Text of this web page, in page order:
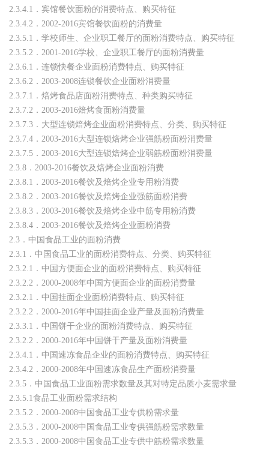
2.3.4.1．宾馆餐饮面粉的消费特点、购买特征
2.3.4.2．2002-2016宾馆餐饮面粉的消费量
2.3.5.1．学校师生、企业职工餐厅的面粉消费特点、购买特征
2.3.5.2．2001-2016学校、企业职工餐厅的面粉消费量
2.3.6.1．连锁快餐企业面粉消费特点、购买特征
2.3.6.2．2003-2008连锁餐饮企业面粉消费量
2.3.7.1．焙烤食品店面粉消费特点、种类购买特征
2.3.7.2．2003-2016焙烤食面粉消费量
2.3.7.3．大型连锁焙烤企业面粉消费特点、分类、购买特征
2.3.7.4．2003-2016大型连锁焙烤企业强筋粉面粉消费量
2.3.7.5．2003-2016大型连锁焙烤企业弱筋粉面粉消费量
2.3.8．2003-2016餐饮及焙烤企业面粉消费
2.3.8.1．2003-2016餐饮及焙烤企业专用粉消费
2.3.8.2．2003-2016餐饮及焙烤企业强筋面粉消费
2.3.8.3．2003-2016餐饮及焙烤企业中筋专用粉消费
2.3.8.4．2003-2016餐饮及焙烤企业面粉消费
2.3．中国食品工业的面粉消费
2.3.1．中国食品工业的面粉消费特点、分类、购买特征
2.3.2.1．中国方便面企业的面粉消费特点、购买特征
2.3.2.2．2000-2008年中国方便面企业的面粉消费量
2.3.2.1．中国挂面企业面粉消费特点、购买特征
2.3.2.2．2000-2016年中国挂面企业产量及面粉消费量
2.3.3.1．中国饼干企业的面粉消费特点、购买特征
2.3.2.2．2000-2016年中国饼干产量及面粉消费量
2.3.4.1．中国速冻食品企业的面粉消费特点、购买特征
2.3.4.2．2000-2008年中国速冻食品生产面粉消费量
2.3.5．中国食品工业面粉需求数量及其对特定品质小麦需求量
2.3.5.1食品工业面粉需求结构
2.3.5.2．2000-2008中国食品工业专供粉需求量
2.3.5.3．2000-2008中国食品工业专供强筋粉需求数量
2.3.5.3．2000-2008中国食品工业专供中筋粉需求数量